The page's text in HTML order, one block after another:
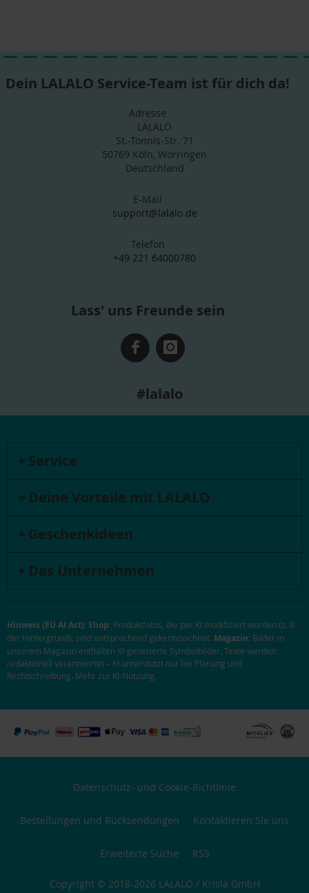
Dein LALALO Service-Team ist für dich da!
Adresse
LALALO
St.-Tönnis-Str. 71
50769 Köln, Worringen
Deutschland
E-Mail
support@lalalo.de
Telefon
+49 221 64000780
Lass' uns Freunde sein
#lalalo
Service
Deine Vorteile mit LALALO
Geschenkideen
Das Unternehmen
Hinweis (EU AI Act):Shop: Produktfotos, die per KI modifiziert wurden (z. B.
der Hintergrund), sind entsprechend gekennzeichnet. Magazin: Bilder in
unserem Magazin enthalten KI-generierte Symbolbilder. Texte werden
redaktionell verantwortet – KI unterstützt nur bei Planung und
Rechtschreibung. Mehr zur KI-Nutzung.
Datenschutz- und Cookie-Richtlinie
Bestellungen und Rücksendungen Kontaktieren Sie uns
Erweiterte Suche RSS
Copyright © 2018-2026 LALALO / Krisla GmbH